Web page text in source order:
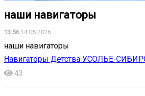
наши навигаторы
13:5614.05.2026
наши навигаторы
Навигаторы Детства УСОЛЬЕ-
43